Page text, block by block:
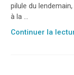
pilule du
à la ...
Continuer la